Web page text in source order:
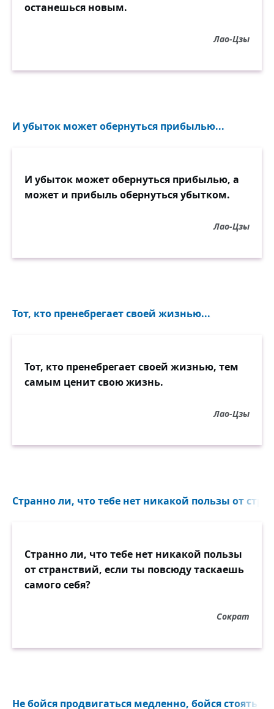
останешься новым.
Лао-Цзы
И убыток может обернуться прибылью...
И убыток может обернуться прибылью, а
может и прибыль обернуться убытком.
Лао-Цзы
Тот, кто пренебрегает своей жизнью...
Тот, кто пренебрегает своей жизнью, тем
самым ценит свою жизнь.
Лао-Цзы
Странно ли, что тебе нет никакой пользы от
Странно ли, что тебе нет никакой пользы
от странствий, если ты повсюду таскаешь
самого себя?
Сократ
Не бойся продвигаться медленно, бойся стоять